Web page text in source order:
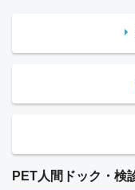
PET人間ドック・検